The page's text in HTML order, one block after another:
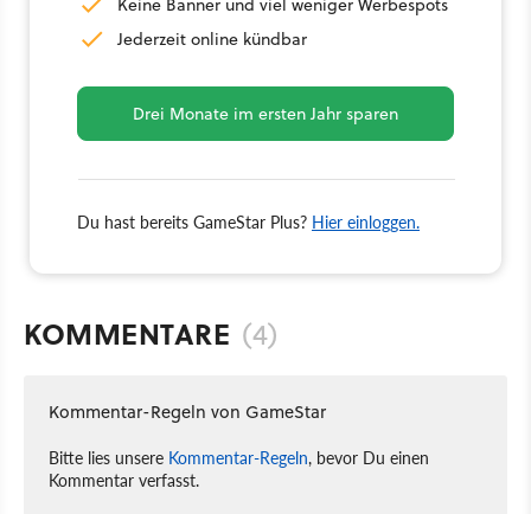
Jederzeit online kündbar
Drei Monate im ersten Jahr sparen
Du hast bereits GameStar Plus? Hier einloggen.
KOMMENTARE (4)
Kommentar-Regeln von GameStar
Bitte lies unsere Kommentar-Regeln, bevor Du einen
Kommentar verfasst.